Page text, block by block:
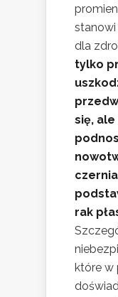
stanowi
dla
tylko
się,
rak
które w